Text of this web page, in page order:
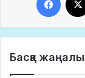
Басқа